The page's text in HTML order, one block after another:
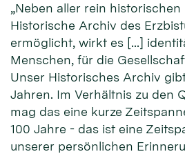
„Neben aller rein
Historische Archiv des
ermöglicht, wirkt es […]
Menschen, für die
Unser Historisches Archiv
Jahren. Im Verhältnis zu den
mag das eine kurze
100 Jahre - das ist eine
unserer persönlichen